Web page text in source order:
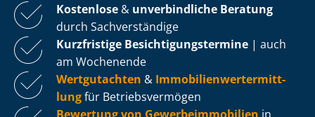
Kostenlose & unverbindliche Beratung
durch Sachverständige
Kurzfristige Be­sich­ti­gungs­ter­mi­ne | auch
am Wochenende
Wertgutachten & Im­mo­bi­li­en­wert­ermitt­
lungfür Be­triebs­ver­mö­gen